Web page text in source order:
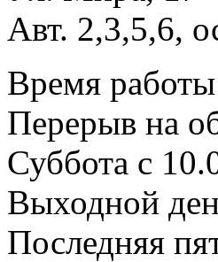
Авт. 2,3,5,6,
Время
Перерыв на
Суббота с
Выходной
Последняя